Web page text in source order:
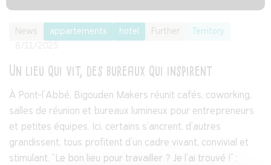
News appartements hotel Further
Territory
Un lieu qui vit, des bureaux qui inspirent
À Pont-l’Abbé, Bigouden Makers réunit cafés, coworking,
salles de réunion et bureaux lumineux pour entrepreneurs
et petites équipes. Ici, certains s’ancrent, d’autres
grandissent, tous profitent d’un cadre vivant, convivial et
stimulant. “Le bon lieu pour travailler ? Je l’ai trouvé !” :